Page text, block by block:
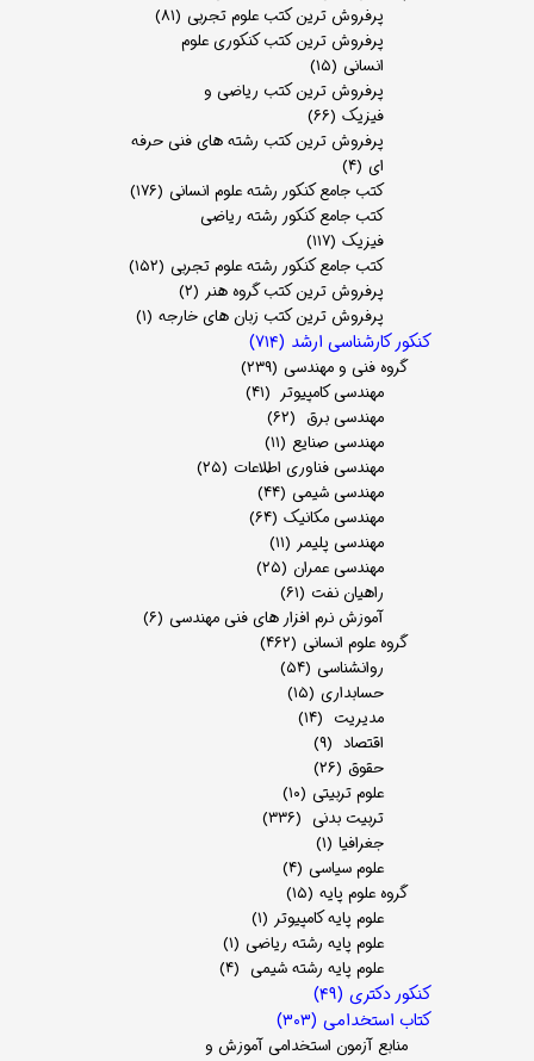
پرفروش ترین کتب علوم تجربی (۸۱)
پرفروش ترین کتب کنکوری علوم
انسانی (۱۵)
پرفروش ترین کتب ریاضی و
فیزیک (۶۶)
پرفروش ترین کتب رشته های فنی حرفه
ای (۴)
کتب جامع کنکور رشته علوم انسانی (۱۷۶)
کتب جامع کنکور رشته ریاضی
فیزیک (۱۱۷)
کتب جامع کنکور رشته علوم تجربی (۱۵۲)
پرفروش ترین کتب گروه هنر (۲)
پرفروش ترین کتب زبان های خارجه (۱)
کنکور کارشناسی ارشد (۷۱۴)
گروه فنی و مهندسی (۲۳۹)
مهندسی کامپیوتر (۴۱)
مهندسی برق (۶۲)
مهندسی صنایع (۱۱)
مهندسی فناوری اطلاعات (۲۵)
مهندسی شیمی (۴۴)
مهندسی مکانیک (۶۴)
مهندسی پلیمر (۱۱)
مهندسی عمران (۲۵)
راهیان نفت (۶۱)
آموزش نرم افزار های فنی مهندسی (۶)
گروه علوم انسانی (۴۶۲)
روانشناسی (۵۴)
حسابداری (۱۵)
مدیریت (۱۴)
اقتصاد (۹)
حقوق (۲۶)
علوم تربیتی (۱۰)
تربیت بدنی (۳۳۶)
جغرافیا (۱)
علوم سیاسی (۴)
گروه علوم پایه (۱۵)
علوم پایه کامپیوتر (۱)
علوم پایه رشته ریاضی (۱)
علوم پایه رشته شیمی (۴)
کنکور دکتری (۴۹)
کتاب استخدامی (۳۰۳)
منابع آزمون استخدامی آموزش و